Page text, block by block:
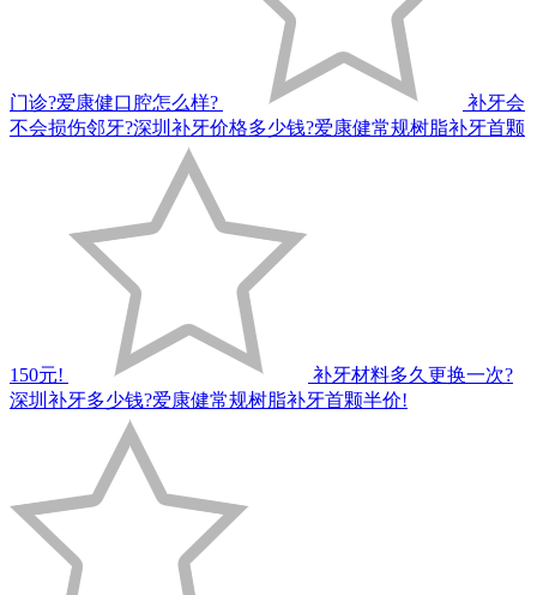
门诊?爱康健口腔怎么样?
补牙会
不会损伤邻牙?深圳补牙价格多少钱?爱康健常规树脂补牙首颗
150元!
补牙材料多久更换一次?
深圳补牙多少钱?爱康健常规树脂补牙首颗半价!